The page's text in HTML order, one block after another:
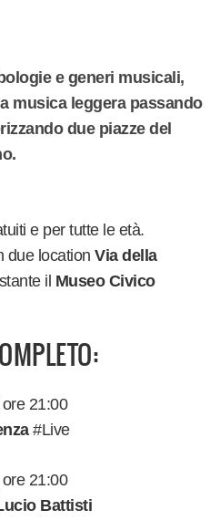
e generi musicali,
musica leggera passando
due piazze del
e per tutte le età.
due location Via della
il Museo Civico
21:00
#Live
21:00
Battisti